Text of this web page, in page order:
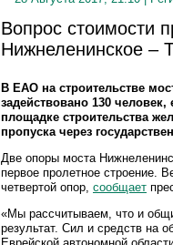
Вопрос стоимости
Нижнеленинское –
В ЕАО на строительстве
задействовано 130
площадке строительства
пропуска через
Две опоры моста
первое пролетное строение.
четвертой опор, сообщает
«Мы рассчитываем, что и
результат. Сил и средств на
Еврейской автономной